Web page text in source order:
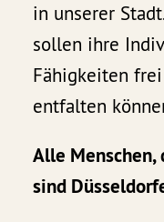
in unserer
sollen ihre
Fähigkeiten
entfalten
Alle
sind